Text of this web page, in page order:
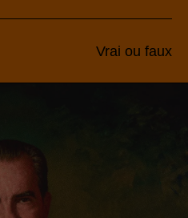
Vrai ou faux